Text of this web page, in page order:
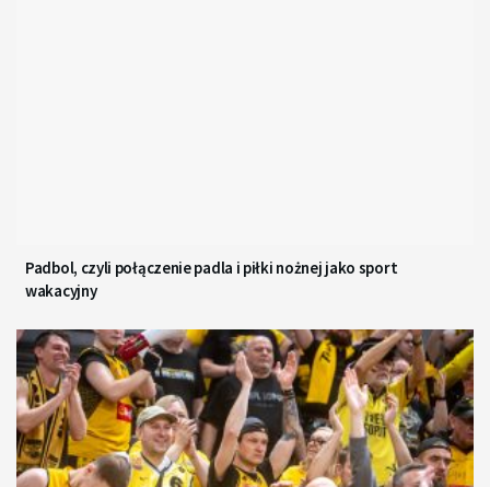
Padbol, czyli połączenie padla i piłki nożnej jako sport
wakacyjny